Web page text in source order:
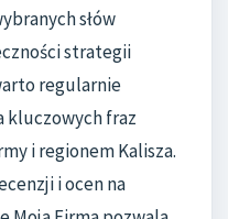
słów
strategii
regularnie
kluczowych fraz
i regionem Kalisza.
i ocen na